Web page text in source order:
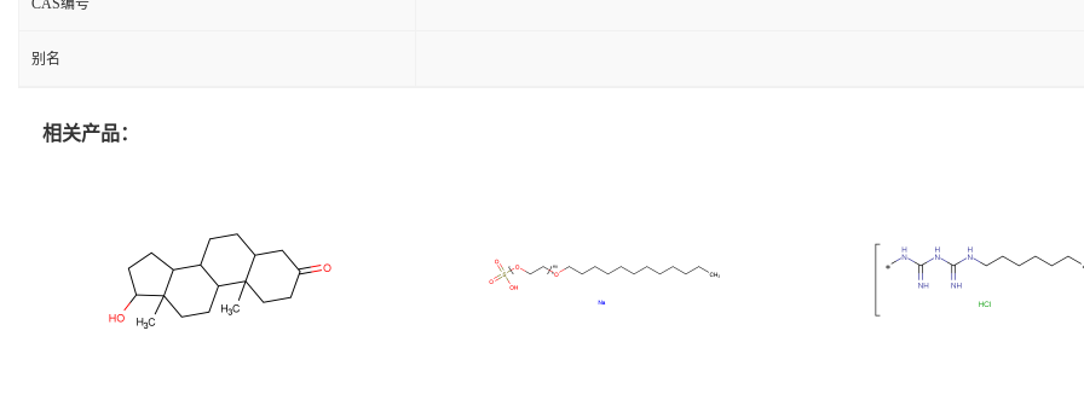
CAS编号
别名
相关产品：